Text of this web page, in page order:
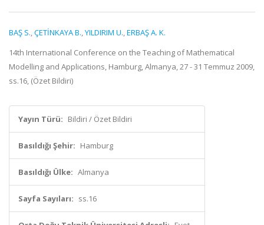
BAŞ S. ÇETİNKAYA B. YILDIRIM U. ERBAŞ A. K.
14th International Conference on the Teaching of Mathematical
Modelling and Applications, Hamburg, Almanya, 27 - 31 Temmuz 2009,
ss.16, (Özet Bildiri)
Yayın Türü: Bildiri / Özet Bildiri
Basıldığı Şehir: Hamburg
Basıldığı Ülke: Almanya
Sayfa Sayıları: ss.16